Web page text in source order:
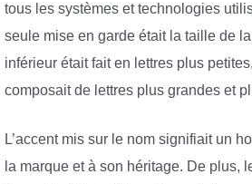
tous les systèmes et technologies
seule mise en garde était la taille de
inférieur était fait en lettres plus
composait de lettres plus grandes et
L’accent mis sur le nom signifiait un
la marque et à son héritage. De plus,